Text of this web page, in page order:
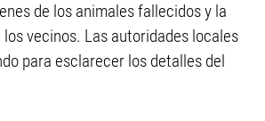
de los animales fallecidos y la
vecinos. Las autoridades locales
para esclarecer los detalles del